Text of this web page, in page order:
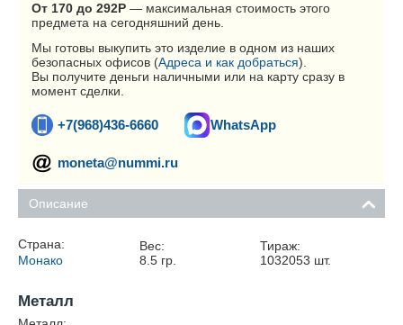
От 170 до 292Р — максимальная стоимость этого
предмета на сегодняшний день.
Мы готовы выкупить это изделие в одном из наших
безопасных офисов (Адреса и как добраться).
Вы получите деньги наличными или на карту сразу в
момент сделки.
+7(968)436-6660 WhatsApp
moneta@nummi.ru
Описание
Страна:
Монако
Вес:
8.5гр.
Тираж:
1032053 шт.
Металл